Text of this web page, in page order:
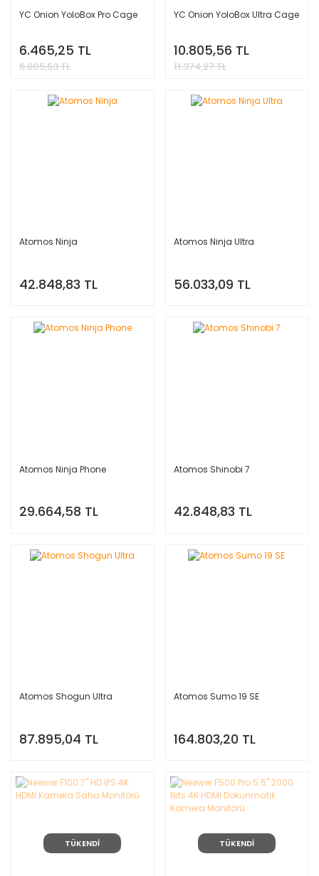
YC Onion YoloBox Pro Cage
6.465,25 TL
6.805,53 TL
YC Onion YoloBox Ultra Cage
10.805,56 TL
11.374,27 TL
Atomos Ninja
42.848,83 TL
Atomos Ninja Ultra
56.033,09 TL
Atomos Ninja Phone
29.664,58 TL
Atomos Shinobi 7
42.848,83 TL
Atomos Shogun Ultra
87.895,04 TL
Atomos Sumo 19 SE
164.803,20 TL
TÜKENDİ TÜKENDİ